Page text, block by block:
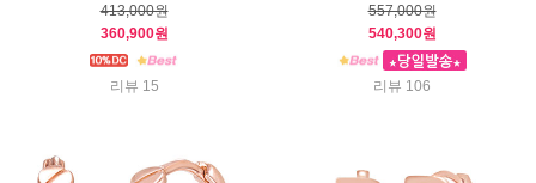
413,000원
360,900원
리뷰 15
557,000원
540,300원
리뷰 106